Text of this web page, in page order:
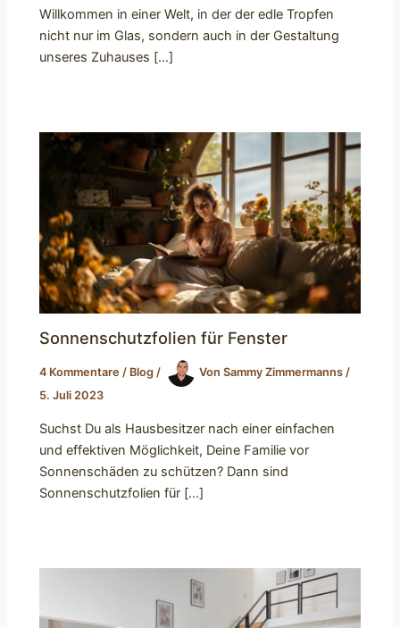
Willkommen in einer Welt, in der der edle Tropfen
nicht nur im Glas, sondern auch in der Gestaltung
unseres Zuhauses […]
Sonnenschutzfolien für Fenster
4 Kommentare / Blog / VonSammy Zimmermanns/
5. Juli 2023
Suchst Du als Hausbesitzer nach einer einfachen
und effektiven Möglichkeit, Deine Familie vor
Sonnenschäden zu schützen? Dann sind
Sonnenschutzfolien für […]